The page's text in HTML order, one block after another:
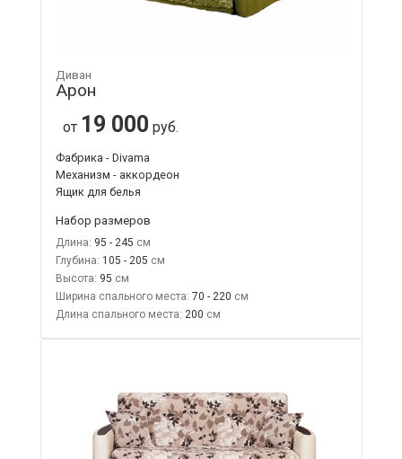
Диван
Арон
от 19 000 руб.
Фабрика - Divama
Механизм - аккордеон
Ящик для белья
Набор размеров
Длина: 95 - 245
Глубина: 105 - 205
Высота: 95
Ширина спального места: 70 - 220
Длина спального места: 200